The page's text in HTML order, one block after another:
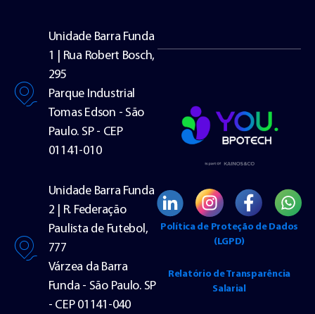
Unidade Barra Funda
1 | Rua Robert Bosch,
295
Parque Industrial
Tomas Edson - São
Paulo. SP - CEP
01141-010
Unidade Barra Funda
2 | R. Federação
Paulista de Futebol,
777
Várzea da Barra
Funda - São Paulo. SP
- CEP 01141-040
Política de Proteção de Dados
(LGPD)
Relatório de Transparência
Salarial